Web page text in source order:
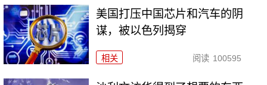
美国打压中国芯片和汽车的阴
谋，被以色列揭穿
相关 阅读 100595